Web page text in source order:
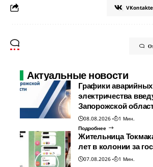
VKontakte
Актуальные новости
Графики
электричества
Запорожской
08.08.2026
1 Мин.
Подробнее
Жительница
лет в колонии за
07.08.2026
1 Мин.